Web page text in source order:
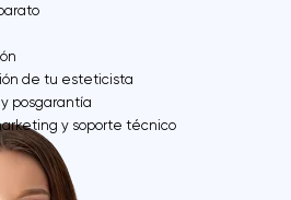
de tu esteticista
posgarantía
y soporte técnico